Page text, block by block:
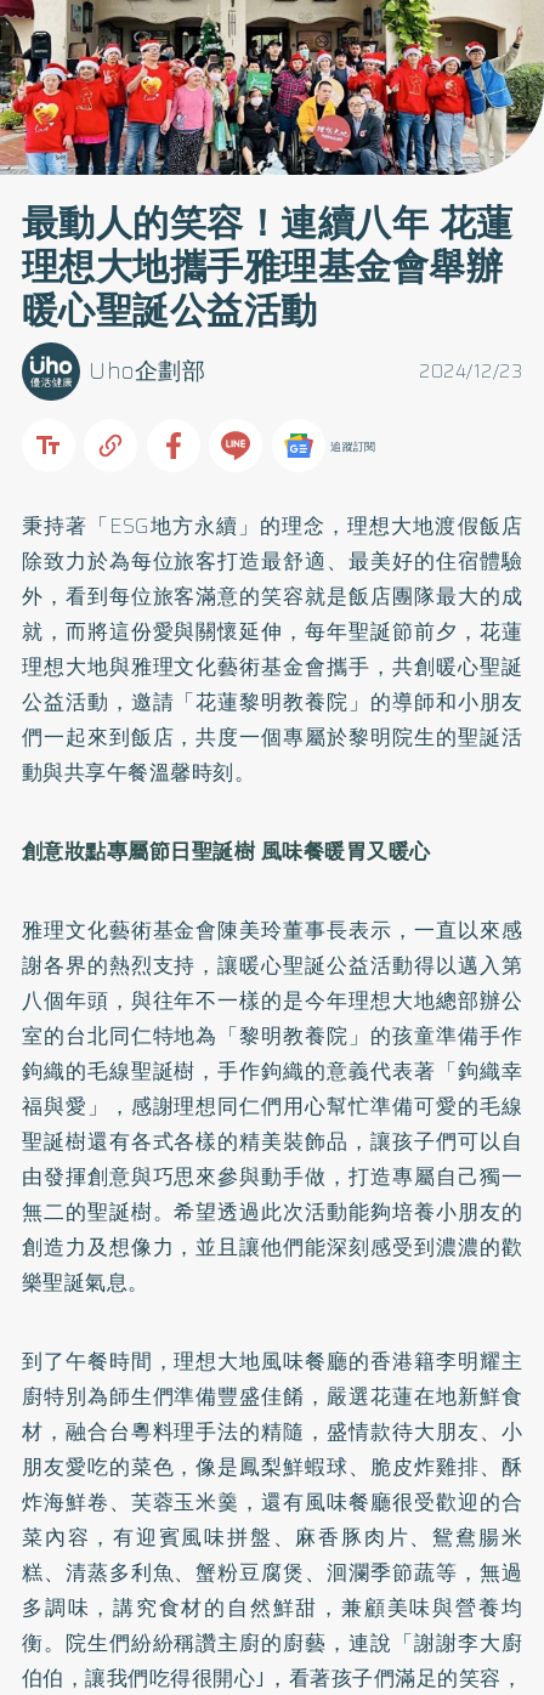
最動人的笑容！連續八年 花蓮
理想大地攜手雅理基金會舉辦
暖心聖誕公益活動
2024/12/23
Uho企劃部
追蹤訂閱
秉持著「ESG地方永續」的理念，理想大地渡假飯店
除致力於為每位旅客打造最舒適、最美好的住宿體驗
外，看到每位旅客滿意的笑容就是飯店團隊最大的成
就，而將這份愛與關懷延伸，每年聖誕節前夕，花蓮
理想大地與雅理文化藝術基金會攜手，共創暖心聖誕
公益活動，邀請「花蓮黎明教養院」的導師和小朋友
們一起來到飯店，共度一個專屬於黎明院生的聖誕活
動與共享午餐溫馨時刻。
創意妝點專屬節日聖誕樹 風味餐暖胃又暖心
雅理文化藝術基金會陳美玲董事長表示，一直以來感
謝各界的熱烈支持，讓暖心聖誕公益活動得以邁入第
八個年頭，與往年不一樣的是今年理想大地總部辦公
室的台北同仁特地為「黎明教養院」的孩童準備手作
鉤織的毛線聖誕樹，手作鉤織的意義代表著「鉤織幸
福與愛」，感謝理想同仁們用心幫忙準備可愛的毛線
聖誕樹還有各式各樣的精美裝飾品，讓孩子們可以自
由發揮創意與巧思來參與動手做，打造專屬自己獨一
無二的聖誕樹。希望透過此次活動能夠培養小朋友的
創造力及想像力，並且讓他們能深刻感受到濃濃的歡
樂聖誕氣息。
到了午餐時間，理想大地風味餐廳的香港籍李明耀主
廚特別為師生們準備豐盛佳餚，嚴選花蓮在地新鮮食
材，融合台粵料理手法的精隨，盛情款待大朋友、小
朋友愛吃的菜色，像是鳳梨鮮蝦球、脆皮炸雞排、酥
炸海鮮卷、芙蓉玉米羹，還有風味餐廳很受歡迎的合
菜內容，有迎賓風味拼盤、麻香豚肉片、鴛鴦腸米
糕、清蒸多利魚、蟹粉豆腐煲、洄瀾季節蔬等，無過
多調味，講究食材的自然鮮甜，兼顧美味與營養均
衡。院生們紛紛稱讚主廚的廚藝，連說「謝謝李大廚
伯伯，讓我們吃得很開心｣，看著孩子們滿足的笑容，